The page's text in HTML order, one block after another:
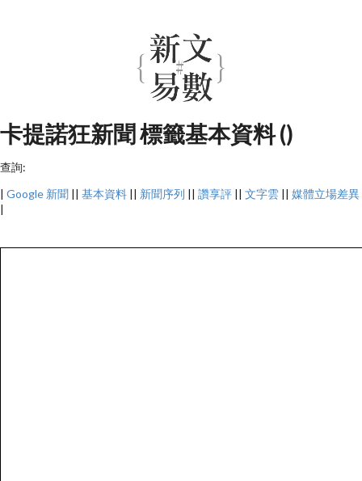
卡提諾狂新聞 標籤基本資料 ()
查詢:
| Google 新聞 || 基本資料 || 新聞序列 || 讚享評 || 文字雲 || 媒體立場差異
|